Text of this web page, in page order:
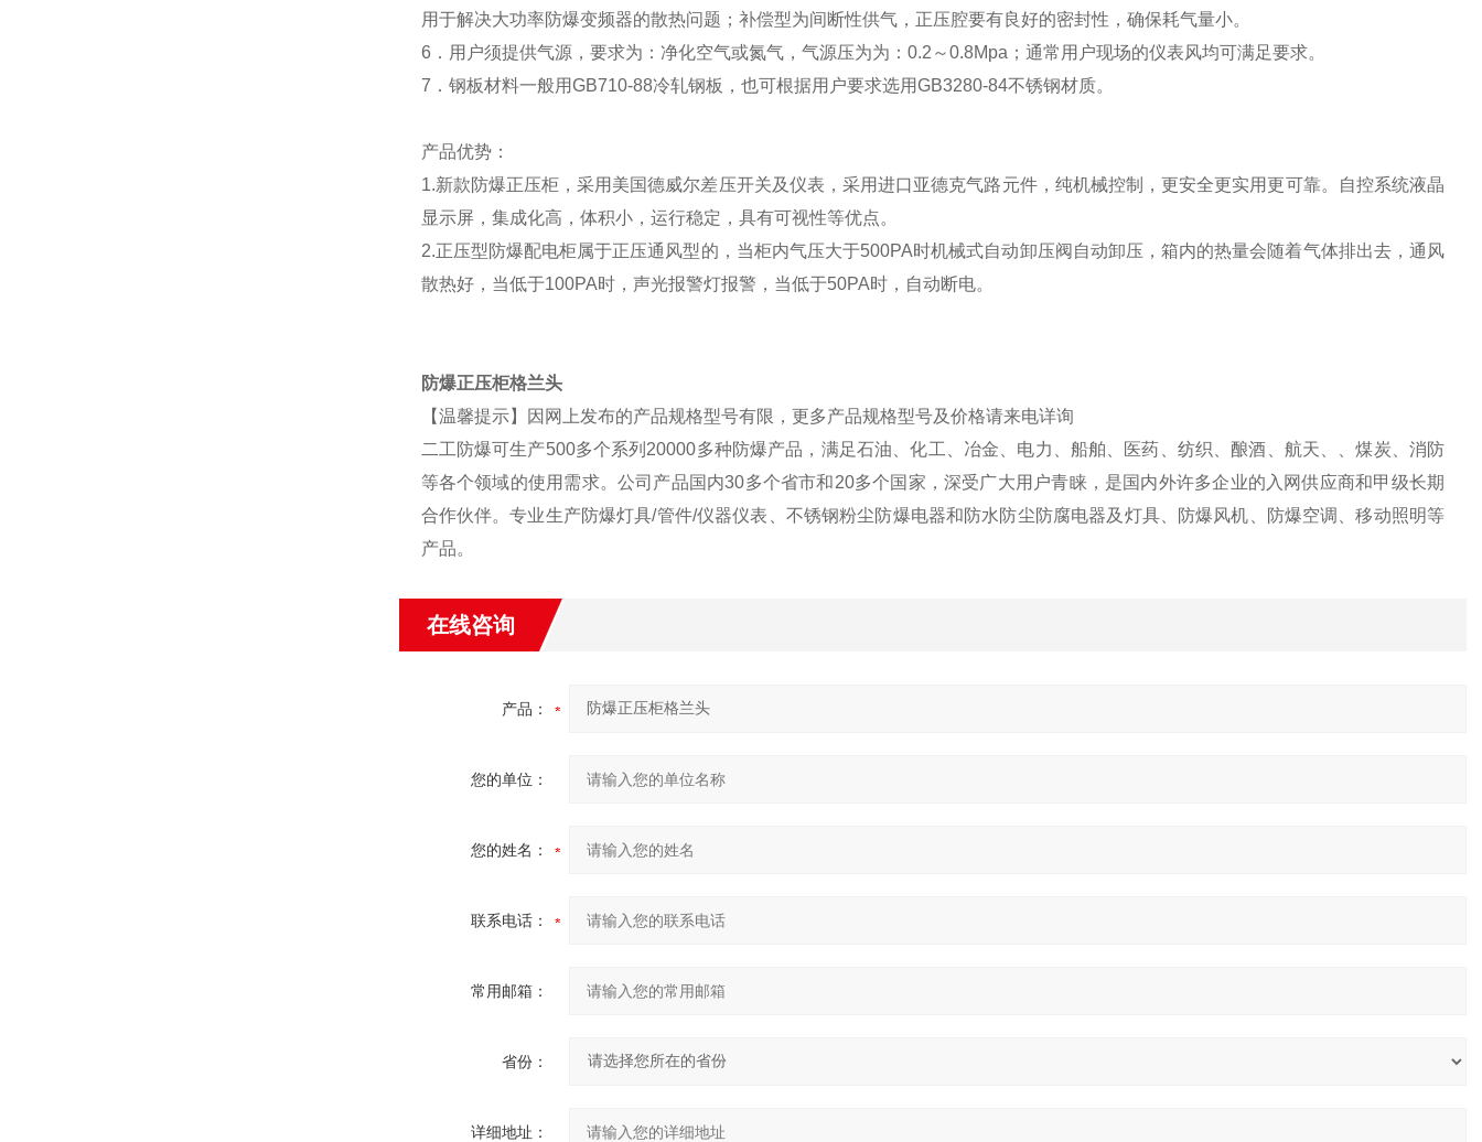
用于解决大功率防爆变频器的散热问题；补偿型为间断性供气，正压腔要有良好的密封性，确保耗气量小。
6．用户须提供气源，要求为：净化空气或氮气，气源压为为：0.2～0.8Mpa；通常用户现场的仪表风均可满足要求。
7．钢板材料一般用GB710-88冷轧钢板，也可根据用户要求选用GB3280-84不锈钢材质。
产品优势：
1.新款防爆正压柜，采用美国德威尔差压开关及仪表，采用进口亚德克气路元件，纯机械控制，更安全更实用更可靠。自控系统液晶
显示屏，集成化高，体积小，运行稳定，具有可视性等优点。
2.正压型防爆配电柜属于正压通风型的，当柜内气压大于500PA时机械式自动卸压阀自动卸压，箱内的热量会随着气体排出去，通风
散热好，当低于100PA时，声光报警灯报警，当低于50PA时，自动断电。
防爆正压柜格兰头
【温馨提示】因网上发布的产品规格型号有限，更多产品规格型号及价格请来电详询
二工防爆可生产500多个系列20000多种防爆产品，满足石油、化工、冶金、电力、船舶、医药、纺织、酿酒、航天、、煤炭、消防
等各个领域的使用需求。公司产品国内30多个省市和20多个国家，深受广大用户青睐，是国内外许多企业的入网供应商和甲级长期
合作伙伴。专业生产防爆灯具/管件/仪器仪表、不锈钢粉尘防爆电器和防水防尘防腐电器及灯具、防爆风机、防爆空调、移动照明等
产品。
在线咨询
产品：
您的单位：
您的姓名：
联系电话：
常用邮箱：
省份：
详细地址：